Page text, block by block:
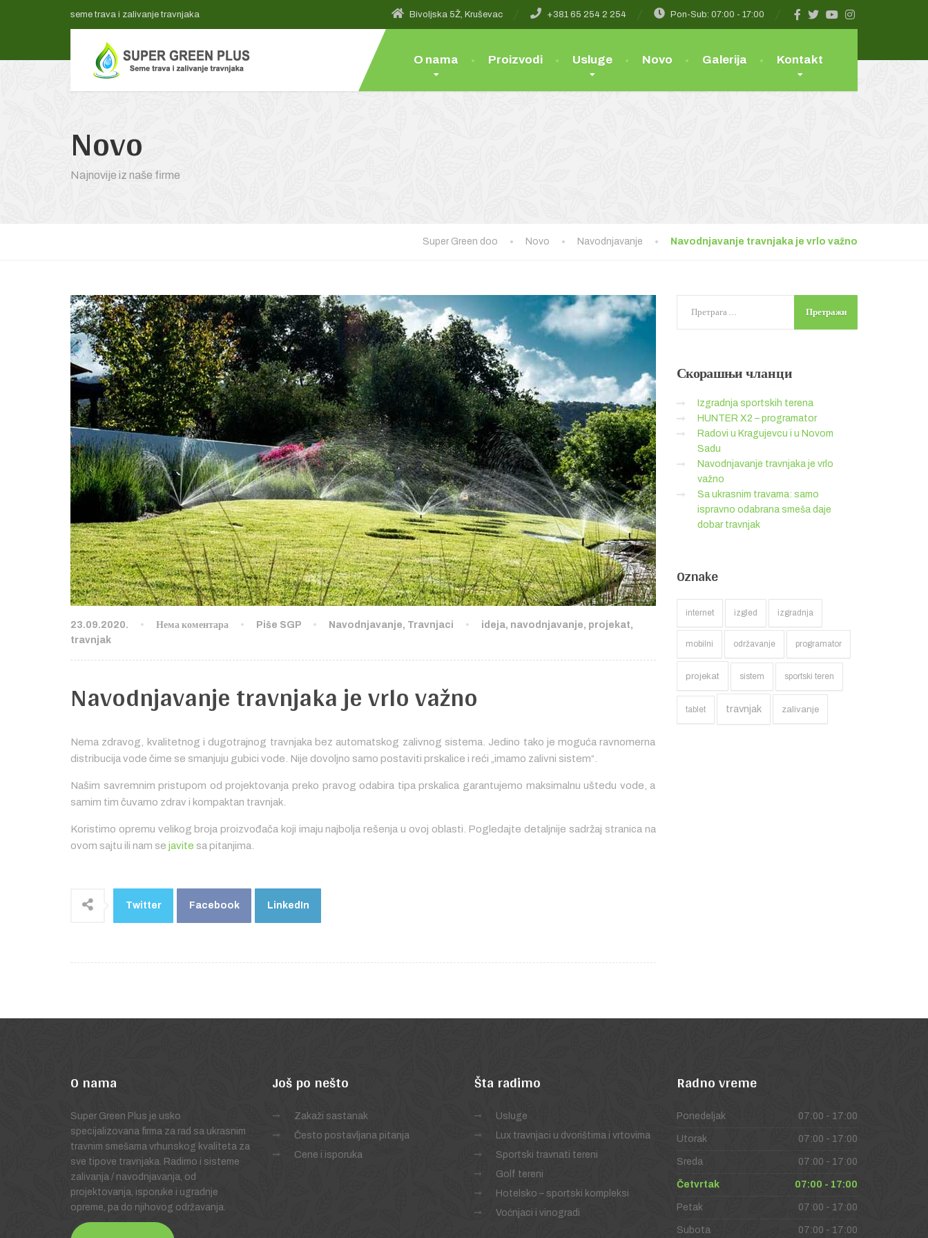
seme trava i zalivanje travnjaka Bivoljska 5Ž, Kruševac +381 65 254 2 254 Pon-Sub: 07:00 - 17:00
O nama Proizvodi Usluge Novo Galerija Kontakt
Novo
Najnovije iz naše firme
Super Green doo Novo Navodnjavanje Navodnjavanje travnjaka je vrlo važno
23.09.2020. Нема коментара Piše SGP Navodnjavanje, Travnjaci ideja, navodnjavanje, projekat,
travnjak
Navodnjavanje travnjaka je vrlo važno
Nema zdravog, kvalitetnog i dugotrajnog travnjaka bez automatskog zalivnog sistema. Jedino tako je moguća ravnomerna
distribucija vode čime se smanjuju gubici vode. Nije dovoljno samo postaviti prskalice i reći „imamo zalivni sistem“.
Našim savremnim pristupom od projektovanja preko pravog odabira tipa prskalica garantujemo maksimalnu uštedu vode, a
samim tim čuvamo zdrav i kompaktan travnjak.
Koristimo opremu velikog broja proizvođača koji imaju najbolja rešenja u ovoj oblasti. Pogledajte detaljnije sadržaj stranica na
ovom sajtu ili nam se javite sa pitanjima.
Twitter Facebook LinkedIn
Скорашњичланци
Izgradnja sportskih terena
HUNTER X2 – programator
Radovi u Kragujevcu i u Novom
Sadu
Navodnjavanje travnjaka je vrlo
važno
Sa ukrasnim travama: samo
ispravno odabrana smeša daje
dobar travnjak
Oznake
internet izgled izgradnja
mobilni održavanje programator
projekat sistem sportski teren
tablet travnjak zalivanje
O nama
Super Green Plus je usko
specijalizovana firma za rad sa ukrasnim
travnim smešama vrhunskog kvaliteta za
sve tipove travnjaka. Radimo i sisteme
zalivanja / navodnjavanja, od
projektovanja, isporuke i ugradnje
opreme, pa do njihovog održavanja.
Jošpo nešto
Zakaži sastanak
Često postavljana pitanja
Cene i isporuka
Šta radimo
Usluge
Lux travnjaci u dvorištima i vrtovima
Sportski travnati tereni
Golf tereni
Hotelsko – sportski kompleksi
Voćnjaci i vinogradi
Radnovreme
Ponedeljak 07:00 - 17:00
Utorak 07:00 - 17:00
Sreda 07:00 - 17:00
Četvrtak 07:00 - 17:00
Petak 07:00 - 17:00
Subota 07:00 - 17:00